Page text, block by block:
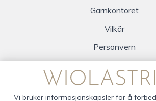
Garnkontoret
Vilkår
Personvern
Vi bruker informasjonskapsler for å